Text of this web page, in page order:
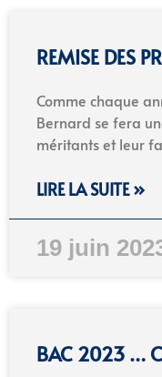
REMISE DES
Comme chaque
Bernard se fera
méritants et leur
LIRE LA SUITE »
19 juin
BAC 2023 …